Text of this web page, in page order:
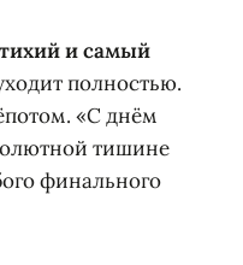
и самый
полностью.
«С днём
тишине
финального